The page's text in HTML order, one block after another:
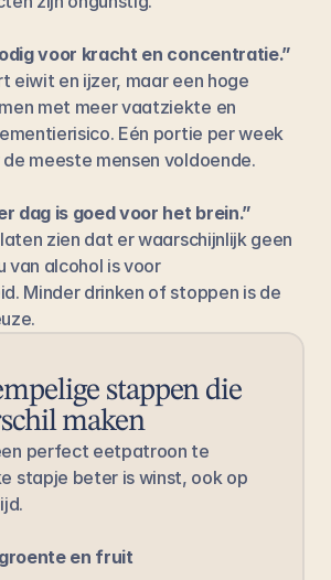
voor kracht en concentratie.”
met meer vaatziekte en
Eén portie per week
meeste mensen voldoende.
dag is goed voor het brein.”
zien dat er waarschijnlijk geen
van alcohol is voor
Minder drinken of stoppen is de
stappen die
maken
perfect eetpatroon te
stapje beter is winst, ook op
en fruit